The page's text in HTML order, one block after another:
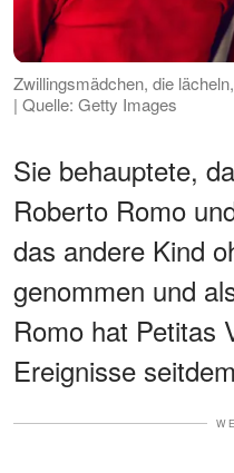
Zwillingsmädchen, die
| Quelle: Getty Images
Sie behauptete,
Roberto Romo
das andere Kind
genommen und
Romo hat Petitas
Ereignisse